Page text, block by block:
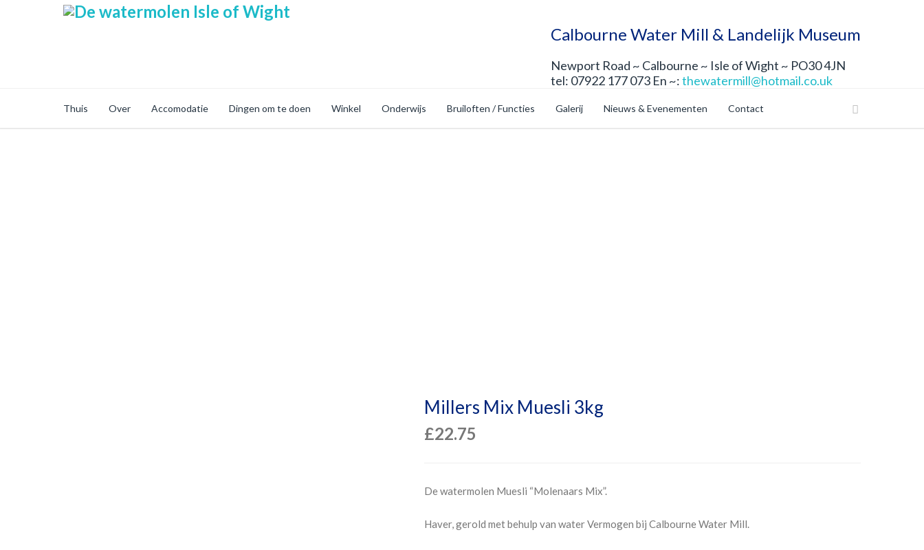
Calbourne Water Mill & Landelijk Museum
Newport Road ~ Calbourne ~ Isle of Wight ~ PO30 4JN
tel: 07922 177 073 En ~:thewatermill@hotmail.co.uk
Thuis Over Accomodatie Dingen om te doen Winkel Onderwijs Bruiloften / Functies Galerij Nieuws & Evenementen Contact
Millers Mix Muesli 3kg
£22.75
De watermolen Muesli “Molenaars Mix”.
Haver, gerold met behulp van water Vermogen bij Calbourne Water Mill.